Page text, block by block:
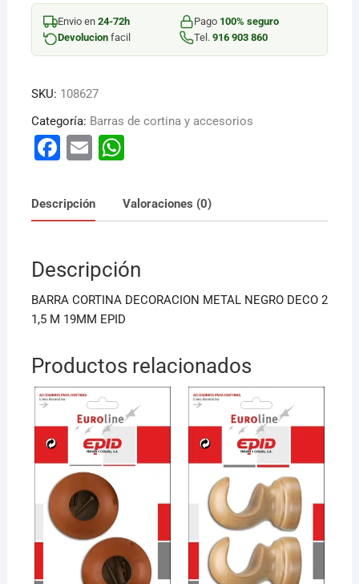
NEGRO
T/19
cantidad
Envio en 24-72h Pago 100% seguro
Devolucionfacil Tel. 916 903 860
SKU: 108627
Categoría: Barras de cortina y accesorios
F
c
e
o
o
k
E
ai
l
W
at
s
p
p
Descripción Valoraciones (0)
Descripción
BARRA CORTINA DECORACION METAL NEGRO DECO 2
1,5 M 19MM EPID
Productos relacionados